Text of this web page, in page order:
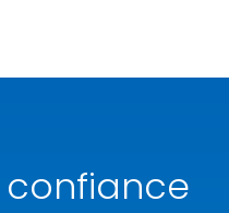
confiance